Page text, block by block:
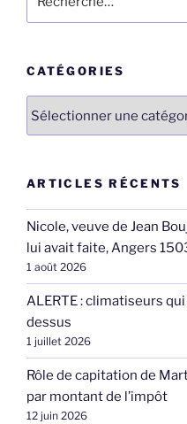
pour
CATÉGORIES
ARTICLES RÉCENTS
Nicole, veuve de Jean
lui avait faite, Angers
1 août 2026
ALERTE : climatiseurs
dessus
1 juillet 2026
Rôle de capitation de
par montant de l’impôt
12 juin 2026